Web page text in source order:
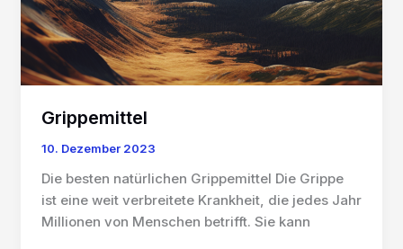
Grippemittel
10. Dezember 2023
Die besten natürlichen Grippemittel Die Grippe
ist eine weit verbreitete Krankheit, die jedes Jahr
Millionen von Menschen betrifft. Sie kann